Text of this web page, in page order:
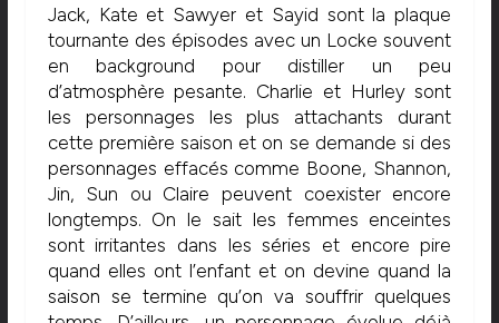
Jack, Kate et Sawyer et Sayid sont la plaque
tournante des épisodes avec un Locke souvent
en background pour distiller un peu
d’atmosphère pesante. Charlie et Hurley sont
les personnages les plus attachants durant
cette première saison et on se demande si des
personnages effacés comme Boone, Shannon,
Jin, Sun ou Claire peuvent coexister encore
longtemps. On le sait les femmes enceintes
sont irritantes dans les séries et encore pire
quand elles ont l’enfant et on devine quand la
saison se termine qu’on va souffrir quelques